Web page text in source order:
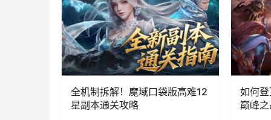
全机制拆解！魔域口袋版高难12
星副本通关攻略
如何
巅峰